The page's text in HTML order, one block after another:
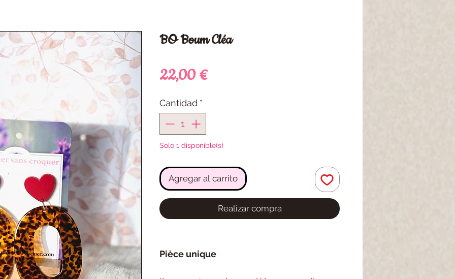
BO Boum Cléa
22,00 €Precio
Cantidad *
Solo 1 disponible(s)
Agregar al carrito
Realizar compra
Pièce unique